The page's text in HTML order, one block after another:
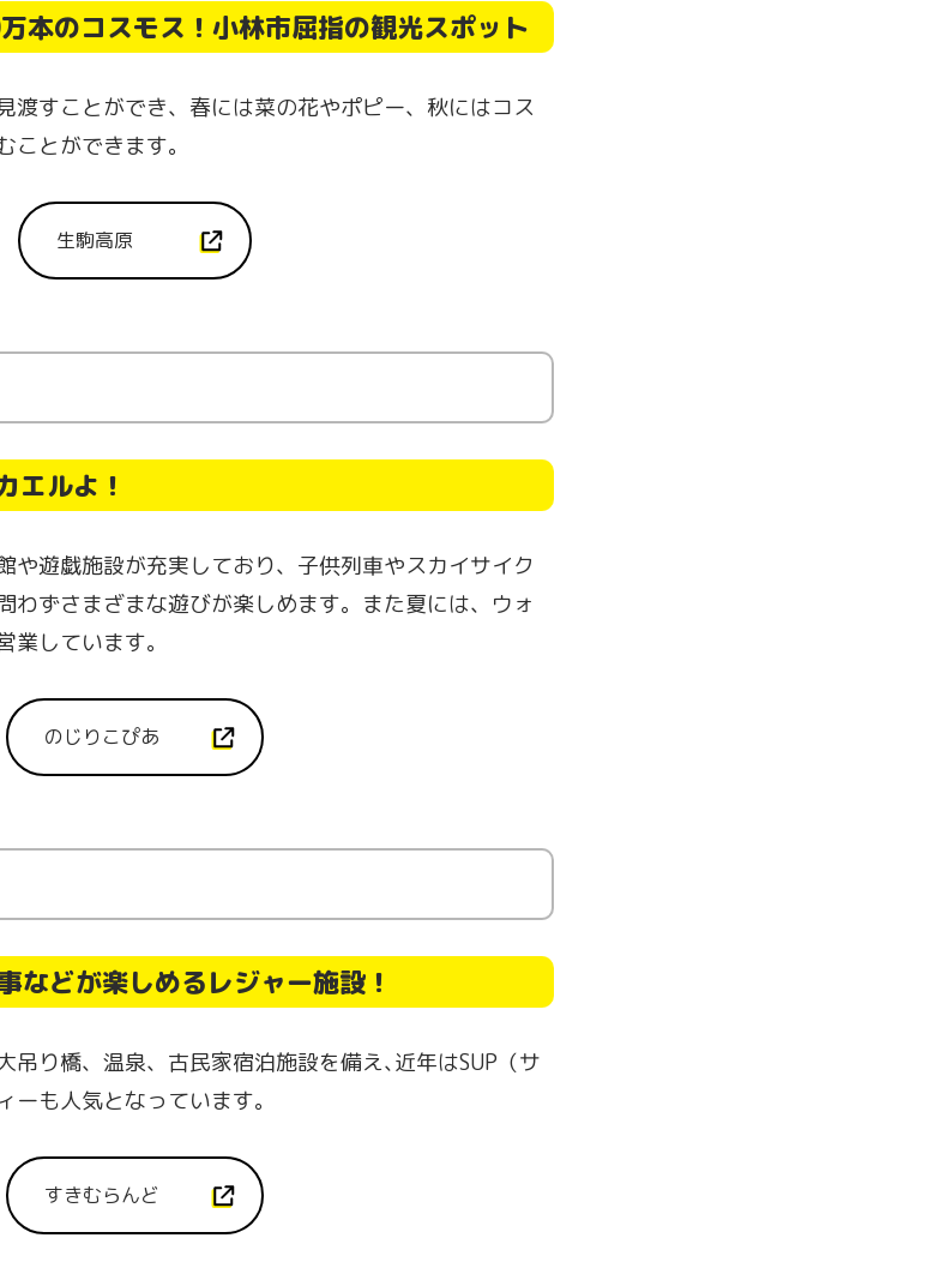
本のコスモス！小林市屈指の観光スポット
渡すことができ、春には菜の花やポピー、秋にはコス
とができます。
生駒高原
エルよ！
や遊戯施設が充実しており、子供列車やスカイサイク
わずさまざまな遊びが楽しめます。また夏には、ウォ
しています。
のじりこぴあ
などが楽しめるレジャー施設！
吊り橋、温泉、古民家宿泊施設を備え､近年はSUP（サ
も人気となっています。
すきむらんど